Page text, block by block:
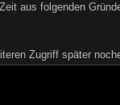
aus folgenden
Zugriff später